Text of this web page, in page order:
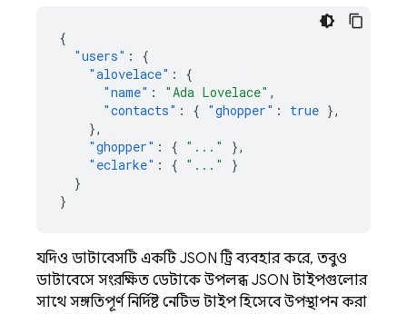
{
"users" :
{
"alovelace" :
{
"name" : "Ada Lovelace" ,
"contacts" : { "ghopper" : true },
},
"ghopper" : { "..."
},
"eclarke" : { "..."
}
}
}
যদিও ডাটাবেসটি একটি JSON ট্রি ব্যবহার করে, তবুও
ডাটাবেসে সংরক্ষিত ডেটাকে উপলব্ধ JSON টাইপগুলোর
সাথে সঙ্গতিপূর্ণ নির্দিষ্ট নেটিভ টাইপ হিসেবে উপস্থাপন করা